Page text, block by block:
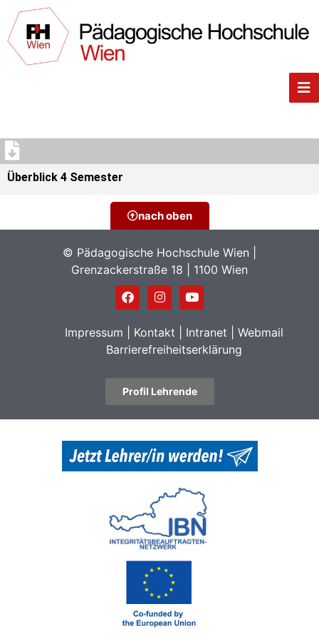
Überblick 4 Semester
nach oben
© Pädagogische Hochschule Wien |
Grenzackerstraße 18 | 1100 Wien
Impressum Kontakt Intranet
Webmail
Barrierefreiheitserklärung
Profil Lehrende